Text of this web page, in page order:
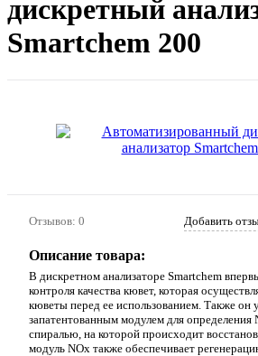
дискретный
Smartchem 200
Отзывов: 0 Добавить
Описание товара:
В дискретном анализаторе Smartchem
контроля качества кювет, которая
кюветы перед ее использованием. Также он
запатентованным модулем для определения
спиралью, на которой происходит
модуль NOx также обеспечивает